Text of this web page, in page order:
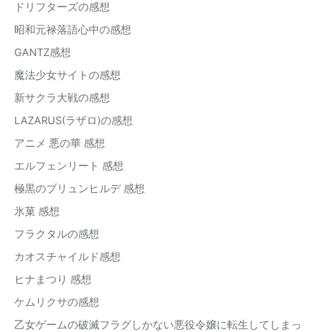
ドリフターズの感想
昭和元禄落語心中の感想
GANTZ感想
魔法少女サイトの感想
新サクラ大戦の感想
LAZARUS(ラザロ)の感想
アニメ 悪の華 感想
エルフェンリート 感想
極黒のブリュンヒルデ 感想
氷菓 感想
フラクタルの感想
カオスチャイルド感想
ヒナまつり 感想
ケムリクサの感想
乙女ゲームの破滅フラグしかない悪役令嬢に転生してしまっ